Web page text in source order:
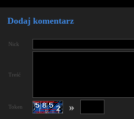
Dodaj komentarz
Nick
Treść
Token »